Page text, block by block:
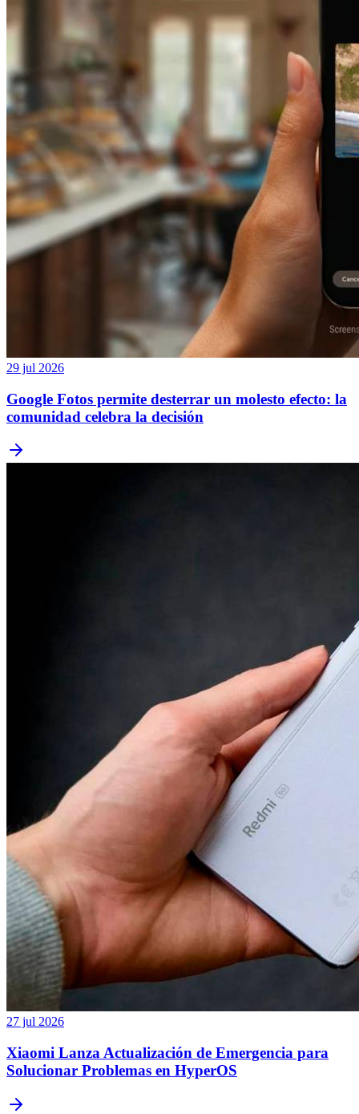
29 jul 2026
Google Fotos permite desterrar un molesto efecto: la
comunidad celebra la decisión
27 jul 2026
Xiaomi Lanza Actualización de Emergencia para
Solucionar Problemas en HyperOS